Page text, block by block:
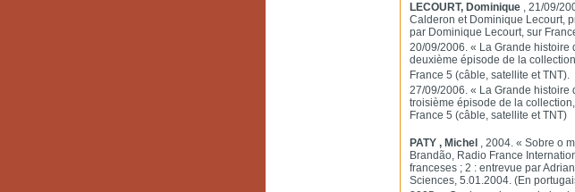
LECOURT, Dominique, 21/09/
Calderon et Dominique Lecourt,
par Dominique Lecourt, sur
20/09/2006. « La Grande histoire
deuxième épisode de la
France 5 (câble, satellite et TNT).
27/09/2006. « La Grande histoire
troisième épisode de la
France 5 (câble, satellite et TNT)
PATY , Michel , 2004. « Sobre o
Brandão, Radio France
franceses ; 2 : entrevue par
Sciences, 5.01.2004. (En